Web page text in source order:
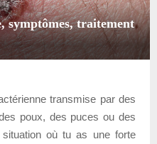
symptômes, traitement
transmise par des
poux, des puces ou des
où tu as une forte